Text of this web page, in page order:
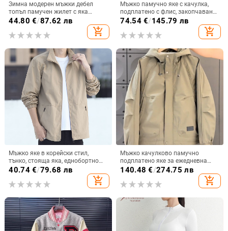
Зимна модерен мъжки дебел
топъл памучен жилет с яка
стойка, мъжки нов размер 2025,
плюс размер, широка жилетка
44.80 €/87.62 лв
add_shopping_cart
Мъжко памучно яке с качулка,
подплатено с флис, закопчаване
с цип, махаща се подплата,
74.54€/145.79 лв
add_shopping_cart
Мъжко яке в корейски стил,
тънко, стояща яка, еднобортно
закопчаване, за есен
40.74€/79.68 лв
add_shopping_cart
Мъжко качулково памучно
подплатено яке за ежедневна
употреба
140.48 €/274.75 лв
add_shopping_cart